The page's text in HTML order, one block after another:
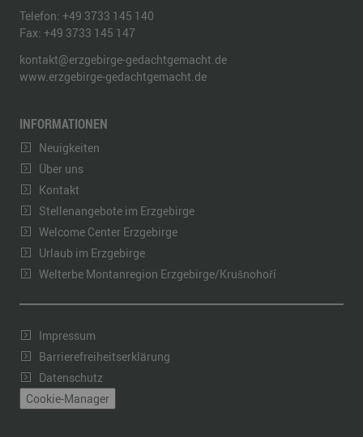
Telefon: +49 3733 145 140
Fax: +49 3733 145 147
kontakt@erzgebirge-gedachtgemacht.de
www.erzgebirge-gedachtgemacht.de
INFORMATIONEN
Neuigkeiten
Über uns
Kontakt
Stellenangebote im Erzgebirge
Welcome Center Erzgebirge
Urlaub im Erzgebirge
Welterbe Montanregion Erzgebirge/Krušnohoří
Impressum
Barrierefreiheitserklärung
Datenschutz
Cookie-Manager